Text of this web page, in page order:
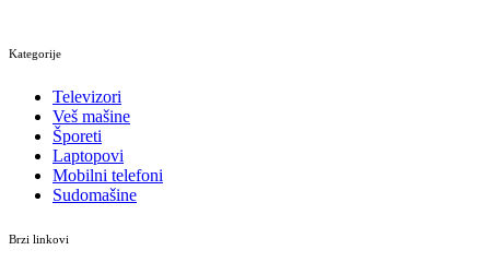
Kategorije
Televizori
Veš mašine
Šporeti
Laptopovi
Mobilni telefoni
Sudomašine
Brzi linkovi